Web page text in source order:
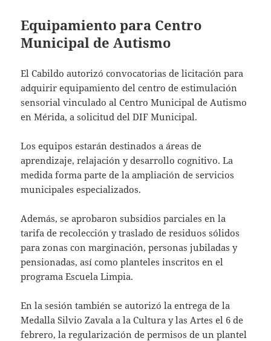
Equipamiento para Centro
Municipal de Autismo
El Cabildo autorizó convocatorias de licitación para
adquirir equipamiento del centro de estimulación
sensorial vinculado al Centro Municipal de Autismo
en Mérida, a solicitud del DIF Municipal.
Los equipos estarán destinados a áreas de
aprendizaje, relajación y desarrollo cognitivo. La
medida forma parte de la ampliación de servicios
municipales especializados.
Además, se aprobaron subsidios parciales en la
tarifa de recolección y traslado de residuos sólidos
para zonas con marginación, personas jubiladas y
pensionadas, así como planteles inscritos en el
programa Escuela Limpia.
En la sesión también se autorizó la entrega de la
Medalla Silvio Zavala a la Cultura y las Artes el 6 de
febrero, la regularización de permisos de un plantel